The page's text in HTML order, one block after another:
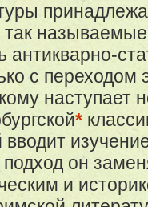
так
антикварно-
с
наступает
*
он
и